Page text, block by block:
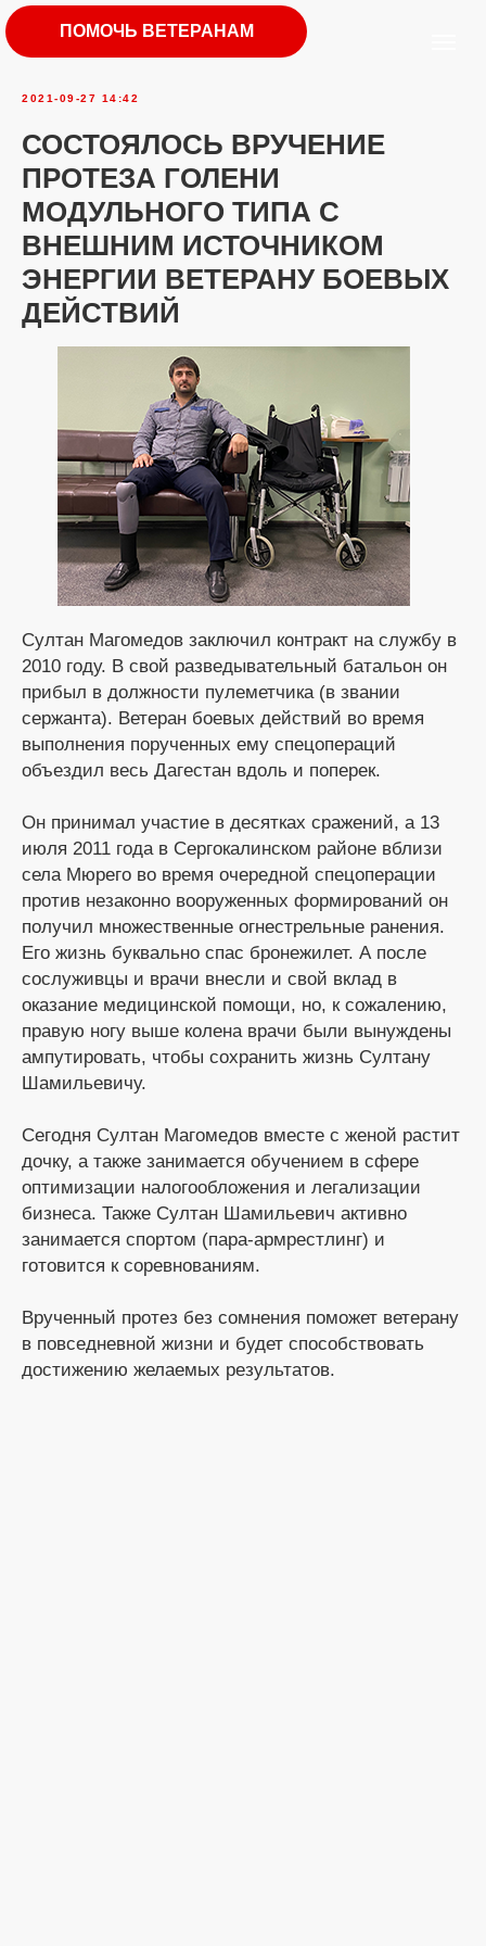
ПОМОЧЬ ВЕТЕРАНАМ
2021-09-27 14:42
СОСТОЯЛОСЬ ВРУЧЕНИЕ
ПРОТЕЗА ГОЛЕНИ
МОДУЛЬНОГО ТИПА С
ВНЕШНИМ ИСТОЧНИКОМ
ЭНЕРГИИ ВЕТЕРАНУ БОЕВЫХ
ДЕЙСТВИЙ
Султан Магомедов заключил контракт на службу в
2010 году. В свой разведывательный батальон он
прибыл в должности пулеметчика (в звании
сержанта). Ветеран боевых действий во время
выполнения порученных ему спецопераций
объездил весь Дагестан вдоль и поперек.
Он принимал участие в десятках сражений, а 13
июля 2011 года в Сергокалинском районе вблизи
села Мюрего во время очередной спецоперации
против незаконно вооруженных формирований он
получил множественные огнестрельные ранения.
Его жизнь буквально спас бронежилет. А после
сослуживцы и врачи внесли и свой вклад в
оказание медицинской помощи, но, к сожалению,
правую ногу выше колена врачи были вынуждены
ампутировать, чтобы сохранить жизнь Султану
Шамильевичу.
Сегодня Султан Магомедов вместе с женой растит
дочку, а также занимается обучением в сфере
оптимизации налогообложения и легализации
бизнеса. Также Султан Шамильевич активно
занимается спортом (пара-армрестлинг) и
готовится к соревнованиям.
Врученный протез без сомнения поможет ветерану
в повседневной жизни и будет способствовать
достижению желаемых результатов.